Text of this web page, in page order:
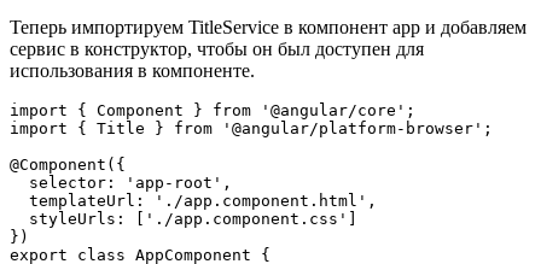
Теперь импортируем TitleService в компонент app и добавляем
сервис в конструктор, чтобы он был доступен для
использования в компоненте.
import { Component } from '@angular/core';
import { Title } from '@angular/platform-browser';
@Component({
})
export class AppComponent {